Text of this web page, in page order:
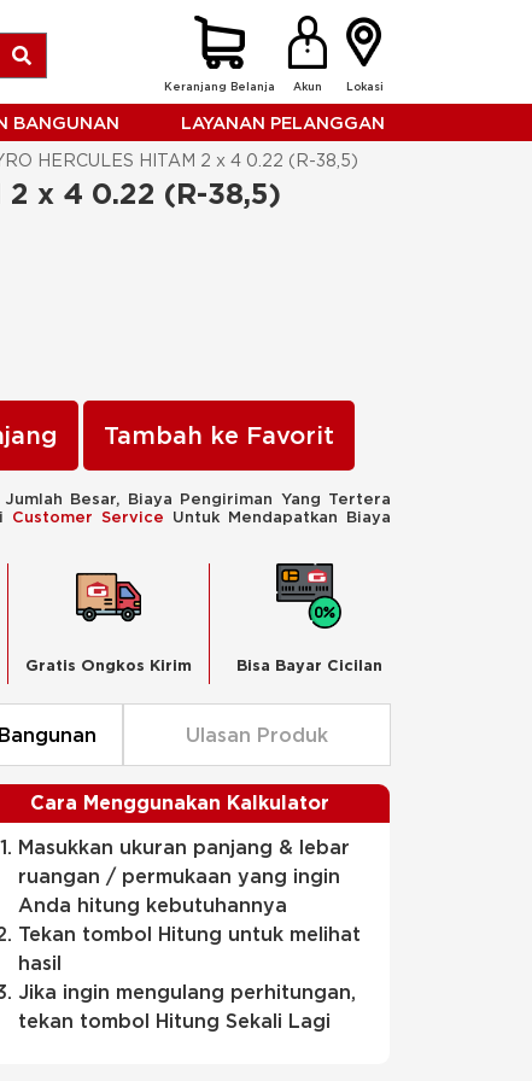
Keranjang Belanja Akun Lokasi
BANGUNAN LAYANAN PELANGGAN
HERCULES HITAM 2 x 4 0.22 (R-38,5)
2 x 4 0.22 (R-38,5)
Tambah ke Favorit
Besar, Biaya Pengiriman Yang Tertera
Customer Service Untuk Mendapatkan Biaya
Gratis Ongkos Kirim Bisa Bayar Cicilan
Ulasan Produk
Cara Menggunakan Kalkulator
Masukkan ukuran panjang & lebar
ruangan / permukaan yang ingin
Anda hitung kebutuhannya
Tekan tombol Hitung untuk melihat
hasil
Jika ingin mengulang perhitungan,
tekan tombol Hitung Sekali Lagi